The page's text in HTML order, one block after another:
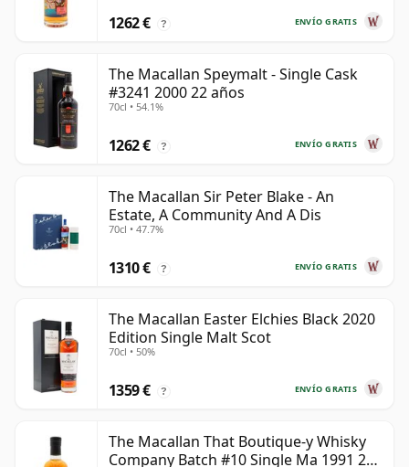
ENVÍO GRATIS
1262 € ?
The Macallan Speymalt - Single Cask
#3241 2000 22 años
70cl • 54.1%
ENVÍO GRATIS
1262 € ?
The Macallan Sir Peter Blake - An
Estate, A Community And A Dis
70cl • 47.7%
ENVÍO GRATIS
1310 € ?
The Macallan Easter Elchies Black 2020
Edition Single Malt Scot
70cl • 50%
ENVÍO GRATIS
1359 € ?
The Macallan That Boutique-y Whisky
Company Batch #10 Single Ma 1991 26